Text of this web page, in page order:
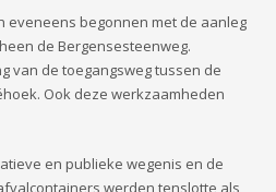
eveneens begonnen met de aanleg
de Bergensesteenweg.
van de toegangsweg tussen de
Ook deze werkzaamheden
en publieke wegenis en de
werden tenslotte als